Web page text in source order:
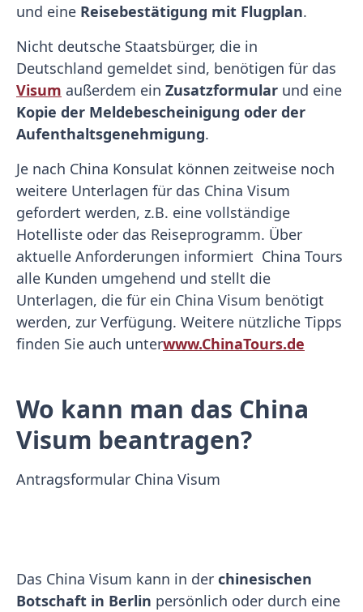
und eine Reisebestätigung mit Flugplan.
Nicht deutsche Staatsbürger, die in
Deutschland gemeldet sind, benötigen für das
Visum außerdem ein Zusatzformular und eine
Kopie der Meldebescheinigung oder der
Aufenthaltsgenehmigung.
Je nach China Konsulat können zeitweise noch
weitere Unterlagen für das China Visum
gefordert werden, z.B. eine vollständige
Hotelliste oder das Reiseprogramm. Über
aktuelle Anforderungen informiert China Tours
alle Kunden umgehend und stellt die
Unterlagen, die für ein China Visum benötigt
werden, zur Verfügung. Weitere nützliche Tipps
finden Sie auch unterwww.ChinaTours.de
Wo kann man das China
Visum beantragen?
Antragsformular China Visum
Das China Visum kann in der chinesischen
Botschaft in Berlin persönlich oder durch eine